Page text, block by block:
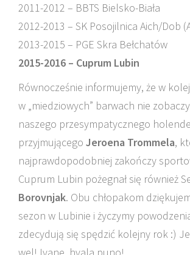
2011-2012 – BBTS Bielsko-Biała
2012-2013 – SK Posojilnica Aich/Dob
2013-2015 – PGE Skra Bełchatów
2015-2016 – Cuprum Lubin
Równocześnie informujemy, że w
w „miedziowych” barwach nie
naszego przesympatycznego
przyjmującego Jeroena Trommela,
najprawdopodobniej zakończy
Cuprum Lubin pożegnał się również
Borovnjak. Obu chłopakom
sezon w Lubinie i życzymy
zdecydują się spędzić kolejny rok :)